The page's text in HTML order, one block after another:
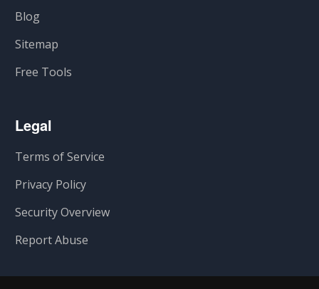
Blog
Sitemap
Free Tools
Legal
Terms of Service
Privacy Policy
Security Overview
Report Abuse